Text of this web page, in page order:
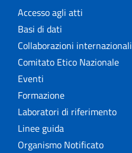
Accesso agli atti
Basi di dati
Collaborazioni internazionali
Comitato Etico Nazionale
Eventi
Formazione
Laboratori di riferimento
Linee guida
Organismo Notificato